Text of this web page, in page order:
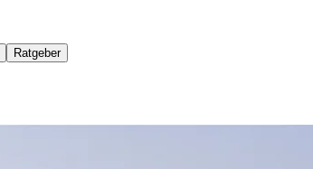
Ratgeber